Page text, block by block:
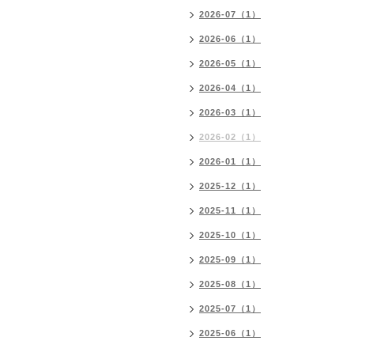
2026-07（1）
2026-06（1）
2026-05（1）
2026-04（1）
2026-03（1）
2026-02（1）
2026-01（1）
2025-12（1）
2025-11（1）
2025-10（1）
2025-09（1）
2025-08（1）
2025-07（1）
2025-06（1）